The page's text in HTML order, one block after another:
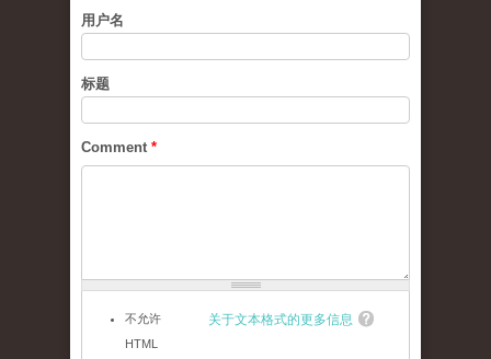
用户名
标题
Comment *
关于文本格式的更多信息
不允许
HTML